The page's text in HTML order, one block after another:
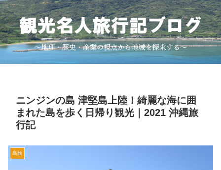
ニンジンの島 津堅島上陸！綺麗な海に囲
まれた島を歩く日帰り観光｜2021 沖縄旅
行記
島旅